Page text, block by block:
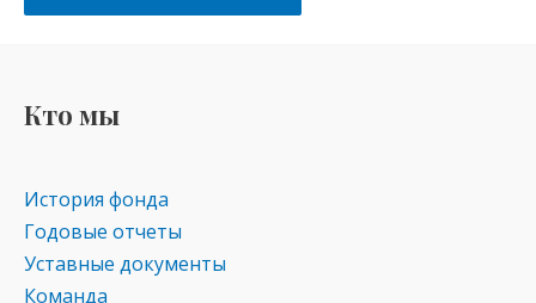
Кто мы
История фонда
Годовые отчеты
Уставные документы
Команда